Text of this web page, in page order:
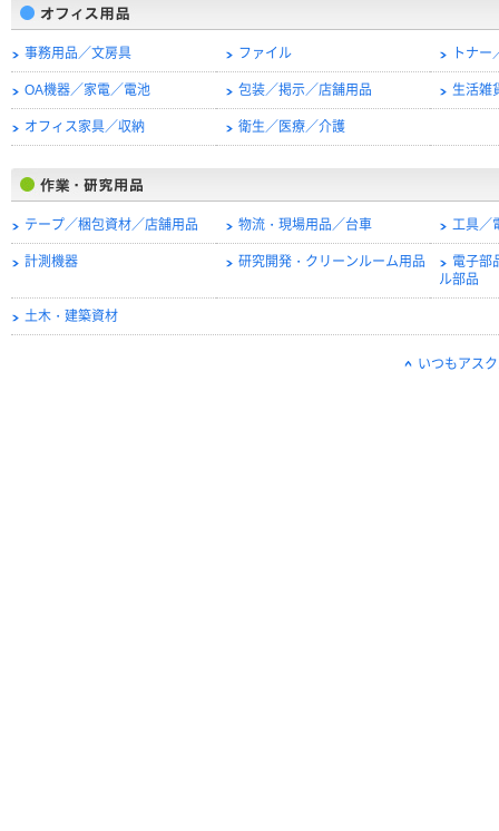
事務用品／文房具 ファイル トナ
OA機器／家電／電池 包装／掲示／店舗用品 生活雑
オフィス家具／収納 衛生／医療／介護
テープ／梱包資材／店舗用品 物流・現場用品／台車 工具／
計測機器 研究開発・クリーンルーム用品
電子部
ル部品
土木・建築資材
いつもアス